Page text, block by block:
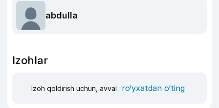
abdulla
Izohlar
Izoh qoldirish uchun, avval ro‘yxatdan o‘ting